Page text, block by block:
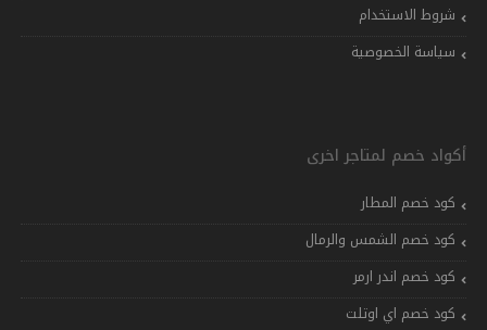
شروط الاستخدام
سياسة الخصوصية
أكواد خصم لمتاجر اخرى
كود خصم المطار
كود خصم الشمس والرمال
كود خصم اندر ارمر
كود خصم اي اوتلت